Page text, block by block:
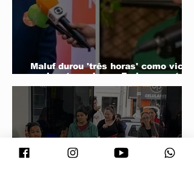
Maluf durou 'três horas' como vice;
acabou trocado por Farina em ata do
PL